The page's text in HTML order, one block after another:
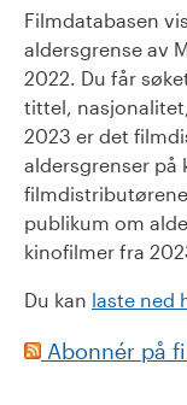
Filmdatabasen
aldersgrense av
2022. Du får
tittel,
2023 er det
aldersgrenser på
publikum om
kinofilmer fra
Du kan laste ned
Abonnér på